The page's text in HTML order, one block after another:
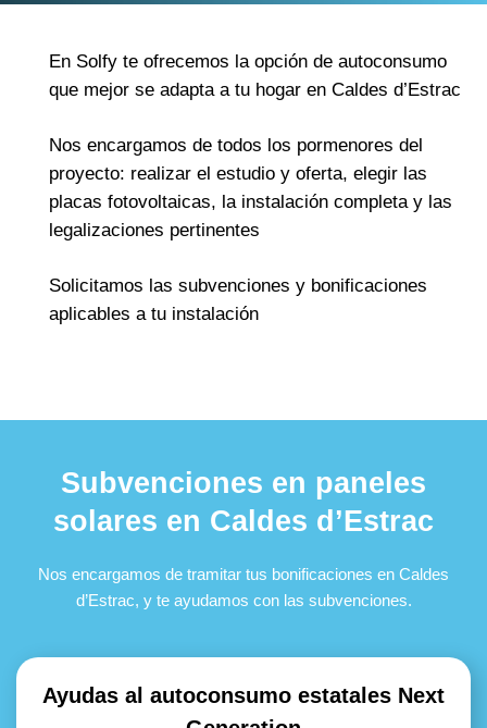
En Solfy te ofrecemos la opción de autoconsumo
que mejor se adapta a tu hogar en Caldes d’Estrac
Nos encargamos de todos los pormenores del
proyecto: realizar el estudio y oferta, elegir las
placas fotovoltaicas, la instalación completa y las
legalizaciones pertinentes
Solicitamos las subvenciones y bonificaciones
aplicables a tu instalación
Subvenciones en paneles
solares en Caldes d’Estrac
Nos encargamos de tramitar tus bonificaciones en Caldes
d’Estrac, y te ayudamos con las subvenciones.
Ayudas al autoconsumo estatales Next